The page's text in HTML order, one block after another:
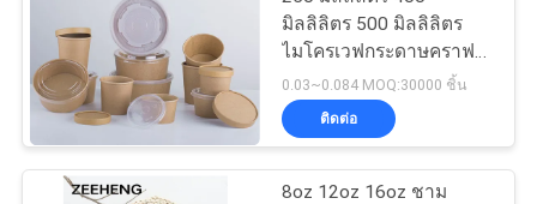
นโยบาย
ความ
เป็น
ถ้วยกระดาษทอง
มิลลิลิตร 500 มิลลิลิตร
ไมโครเวฟกระดาษคราฟท์
ชามเดี่ยว PE เคลือบ
อาหารเกรด
0.03~0.084 MOQ:30000 ชิ้น
ติดต่อ
8oz 12oz 16oz ชาม